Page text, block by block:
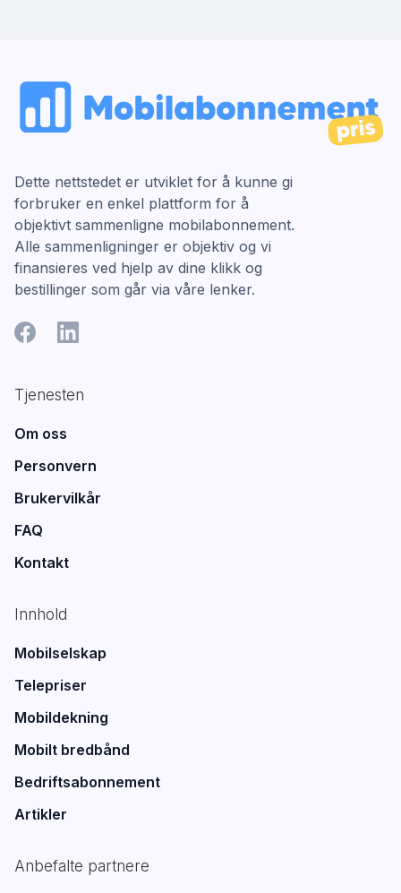
Dette nettstedet er utviklet for å kunne gi
forbruker en enkel plattform for å
objektivt sammenligne mobilabonnement.
Alle sammenligninger er objektiv og vi
finansieres ved hjelp av dine klikk og
bestillinger som går via våre lenker.
Tjenesten
Om oss
Personvern
Brukervilkår
FAQ
Kontakt
Innhold
Mobilselskap
Telepriser
Mobildekning
Mobilt bredbånd
Bedriftsabonnement
Artikler
Anbefalte partnere